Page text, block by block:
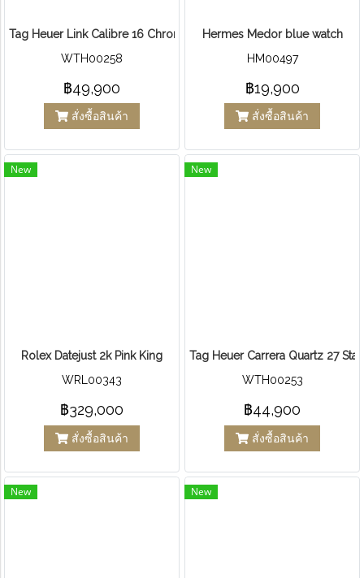
Tag Heuer Link Calibre 16 Chronometer Automatic Steel
WTH00258
฿49,900
สั่งซื้อสินค้า
Hermes Medor blue watch
HM00497
฿19,900
สั่งซื้อสินค้า
New
Rolex Datejust 2k Pink King
WRL00343
฿329,000
สั่งซื้อสินค้า
New
Tag Heuer Carrera Quartz 27
WTH00253
฿44,900
สั่งซื้อสินค้า
New New